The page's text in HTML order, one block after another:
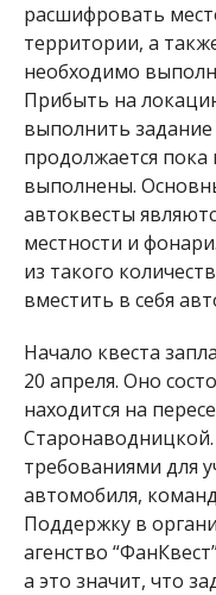
расшифровать
территории, а
необходимо
Прибыть на
выполнить
продолжается пока
выполнены.
автоквесты
местности и
из такого
вместить в себя
Начало квеста
20 апреля. Оно
находится на
требованиями для
автомобиля,
Поддержку в
агенство
а это значит, что